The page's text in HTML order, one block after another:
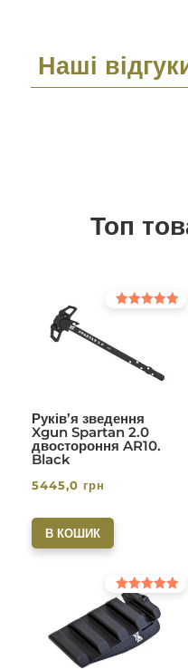
Наші
Топ
Руків’я зведення
Xgun Spartan 2.0
двостороння AR10.
Black
5445,0 грн
В КОШИК
Оцінено в
5.00
з 5